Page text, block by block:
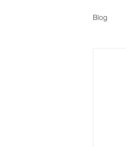
Blog